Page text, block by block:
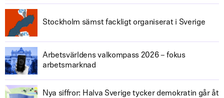
Stockholm sämst fackligt organiserat i Sverige
Arbetsvärldens valkompass 2026 – fokus
arbetsmarknad
Nya siffror: Halva Sverige tycker demokratin går åt